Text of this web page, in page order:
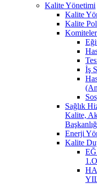
Kalite Yönetimi
Kalite
Kalite
İş
Sağlık
Kalite,
Enerji
Kalite